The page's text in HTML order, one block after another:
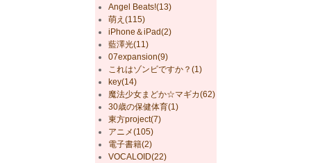
Angel Beats!(13)
萌え(115)
iPhone＆iPad(2)
藍澤光(11)
07expansion(9)
これはゾンビですか？(1)
key(14)
魔法少女まどか☆マギカ(62)
30歳の保健体育(1)
東方project(7)
アニメ(105)
電子書籍(2)
VOCALOID(22)